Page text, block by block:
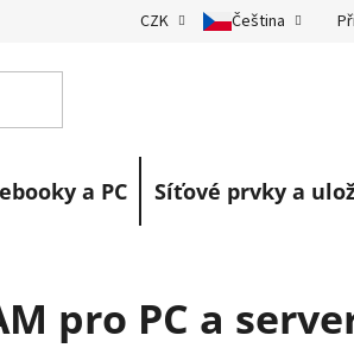
Reklamace Obchodní
CZK Čeština
a PC Síťové prvky a
pro PC a